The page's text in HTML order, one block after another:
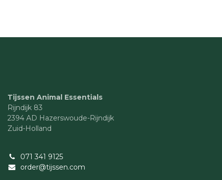
Tijssen Animal Essentials
Rijndijk 83
2394 AD Hazerswoude-Rijndijk
Zuid-Holland
071 341 9125
order@tijssen.com